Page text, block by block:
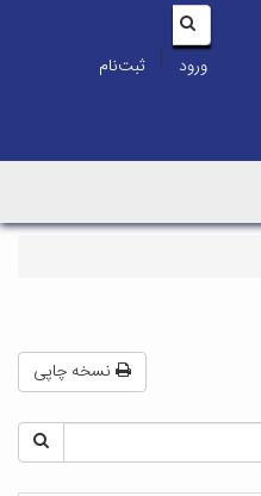
ورود | ثبت‌نام
نسخه چاپی